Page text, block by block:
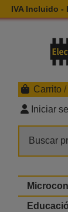
IVA Incluido -
Carrito /
Iniciar